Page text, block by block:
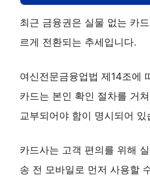
최근 금융권은 실물 없는 카
르게 전환되는 추세입니다.
여신전문금융업법 제14조에
카드는 본인 확인 절차를 거
교부되어야 함이 명시되어 있
카드사는 고객 편의를 위해
송 전 모바일로 먼저 사용할